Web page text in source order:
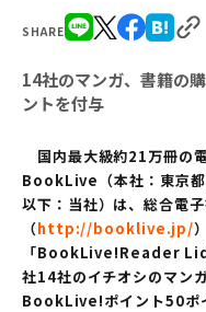
SHARE
14社のマンガ、書籍の
ントを付与
国内最大級約21万冊の
BookLive（本社：東京都
以下：当社）は、総合電
（http://booklive.jp/
「BookLive!Reader
社14社のイチオシのマン
BookLive!ポイント50ポ